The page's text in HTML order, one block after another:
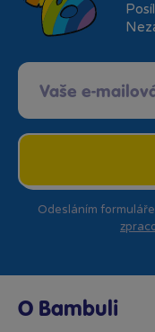
Odesláním
O Bambuli